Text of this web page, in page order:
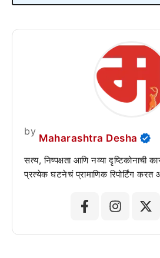
by
Maharashtra Desha
सत्य, निष्पक्षता आणि नव्या दृष्टिकोनाची
प्रत्येक घटनेचं प्रामाणिक रिपोर्टिंग